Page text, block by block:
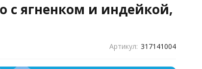
с ягненком и индейкой,
Артикул: 317141004